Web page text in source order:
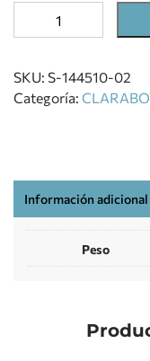
SKU: S-144510-02
Categoría:
Información adicional
Peso